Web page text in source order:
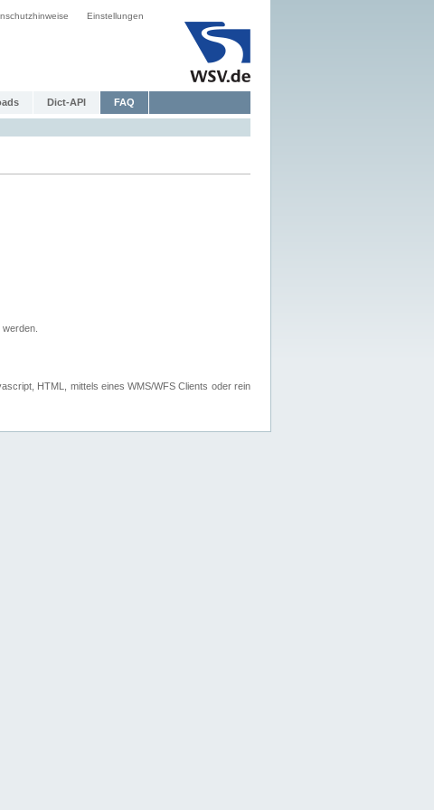
Einstellungen
Dict-API FAQ
HTML, mittels eines WMS/WFS Clients oder rein